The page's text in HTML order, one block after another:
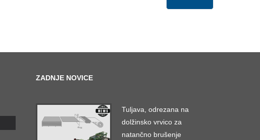
ZADNJE NOVICE
Tuljava, odrezana na
dolžinsko vrvico za
natančno brušenje